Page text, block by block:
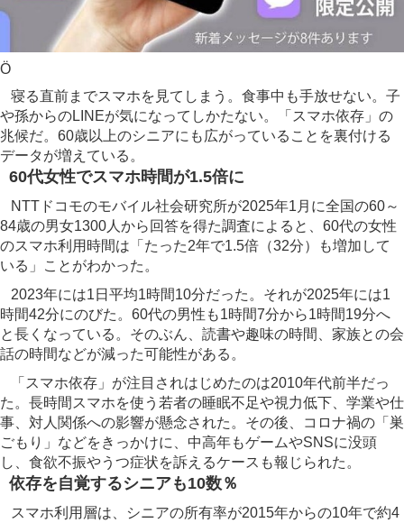
Ö
寝る直前までスマホを見てしまう。食事中も手放せない。子
や孫からのLINEが気になってしかたない。「スマホ依存」の
兆候だ。60歳以上のシニアにも広がっていることを裏付ける
データが増えている。
60代女性でスマホ時間が1.5倍に
NTTドコモのモバイル社会研究所が2025年1月に全国の60～
84歳の男女1300人から回答を得た調査によると、60代の女性
のスマホ利用時間は「たった2年で1.5倍（32分）も増加して
いる」ことがわかった。
2023年には1日平均1時間10分だった。それが2025年には1
時間42分にのびた。60代の男性も1時間7分から1時間19分へ
と長くなっている。そのぶん、読書や趣味の時間、家族との会
話の時間などが減った可能性がある。
「スマホ依存」が注目されはじめたのは2010年代前半だっ
た。長時間スマホを使う若者の睡眠不足や視力低下、学業や仕
事、対人関係への影響が懸念された。その後、コロナ禍の「巣
ごもり」などをきっかけに、中高年もゲームやSNSに没頭
し、食欲不振やうつ症状を訴えるケースも報じられた。
依存を自覚するシニアも10数％
スマホ利用層は、シニアの所有率が2015年からの10年で約4